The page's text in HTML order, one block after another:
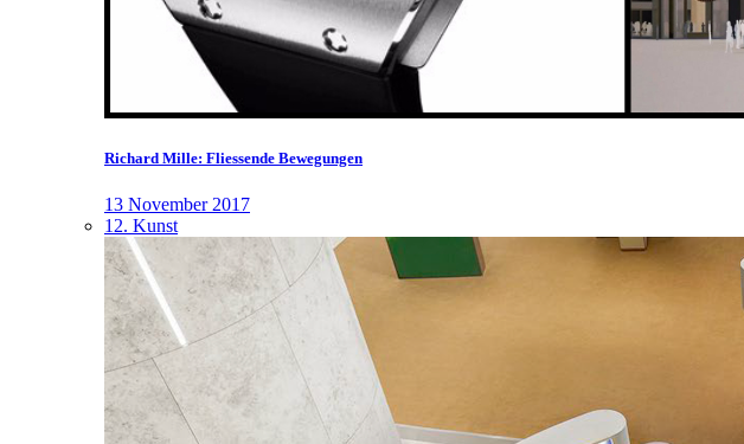
Richard Mille: Fliessende Bewegungen
13 November 2017
12. Kunst